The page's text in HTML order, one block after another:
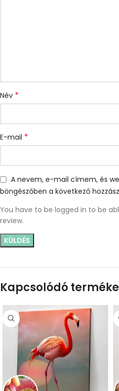
Név *
E-mail *
A nevem, e-mail címem, és
böngészőben a következő
You have to be logged in to be
review.
Kapcsolódó